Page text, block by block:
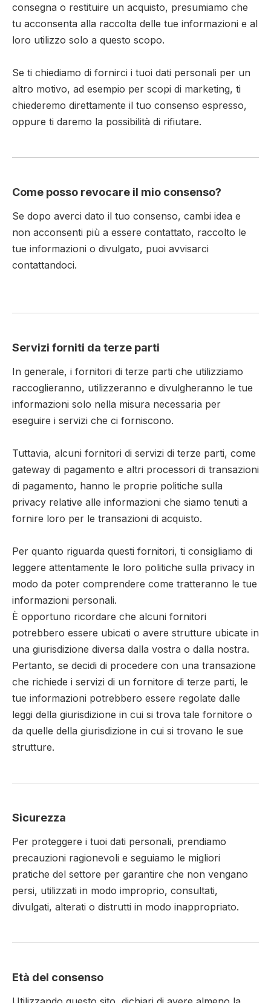
consegna o restituire un acquisto, presumiamo che
tu acconsenta alla raccolta delle tue informazioni e al
loro utilizzo solo a questo scopo.
Se ti chiediamo di fornirci i tuoi dati personali per un
altro motivo, ad esempio per scopi di marketing, ti
chiederemo direttamente il tuo consenso espresso,
oppure ti daremo la possibilità di rifiutare.
Come posso revocare il mio consenso?
Se dopo averci dato il tuo consenso, cambi idea e
non acconsenti più a essere contattato, raccolto le
tue informazioni o divulgato, puoi avvisarci
contattandoci.
Servizi forniti da terze parti
In generale, i fornitori di terze parti che utilizziamo
raccoglieranno, utilizzeranno e divulgheranno le tue
informazioni solo nella misura necessaria per
eseguire i servizi che ci forniscono.
Tuttavia, alcuni fornitori di servizi di terze parti, come
gateway di pagamento e altri processori di transazioni
di pagamento, hanno le proprie politiche sulla
privacy relative alle informazioni che siamo tenuti a
fornire loro per le transazioni di acquisto.
Per quanto riguarda questi fornitori, ti consigliamo di
leggere attentamente le loro politiche sulla privacy in
modo da poter comprendere come tratteranno le tue
informazioni personali.
È opportuno ricordare che alcuni fornitori
potrebbero essere ubicati o avere strutture ubicate in
una giurisdizione diversa dalla vostra o dalla nostra.
Pertanto, se decidi di procedere con una transazione
che richiede i servizi di un fornitore di terze parti, le
tue informazioni potrebbero essere regolate dalle
leggi della giurisdizione in cui si trova tale fornitore o
da quelle della giurisdizione in cui si trovano le sue
strutture.
Sicurezza
Per proteggere i tuoi dati personali, prendiamo
precauzioni ragionevoli e seguiamo le migliori
pratiche del settore per garantire che non vengano
persi, utilizzati in modo improprio, consultati,
divulgati, alterati o distrutti in modo inappropriato.
Età del consenso